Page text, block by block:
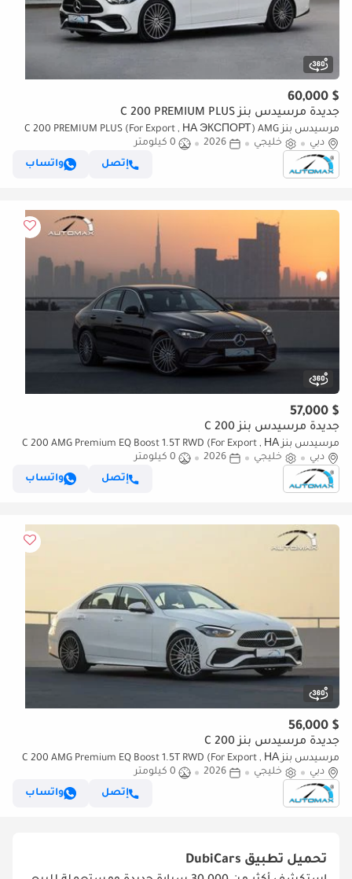
$ 60,000
جديدة مرسيدس بنز C 200 PREMIUM PLUS
مرسيدس بنز C 200 PREMIUM PLUS (For Export , НА ЭКСПОРТ) AMG
EQ Boost 1.5T RWD 2026 GCC Без пробега
دبي خليجي 2026
0 كيلومتر
إتصل
واتساب
$ 57,000
جديدة مرسيدس بنز C 200
مرسيدس بنز C 200 AMG Premium EQ Boost 1.5T RWD (For Export , НА
ЭКСПОРТ) GCC 2026 Без пробега
دبي خليجي 2026
0 كيلومتر
إتصل
واتساب
$ 56,000
جديدة مرسيدس بنز C 200
مرسيدس بنز C 200 AMG Premium EQ Boost 1.5T RWD (For Export , НА
ЭКСПОРТ) GCC 2026 Без пробега
دبي خليجي 2026
0 كيلومتر
إتصل
واتساب
تحميل تطبيق DubiCars